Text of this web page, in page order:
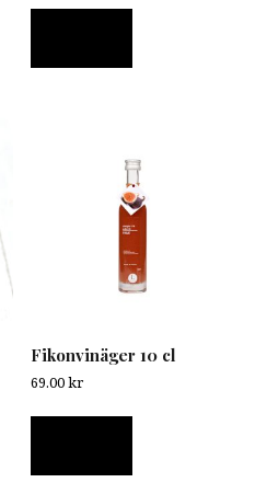
Fikonvinäger 10 cl
69.00kr